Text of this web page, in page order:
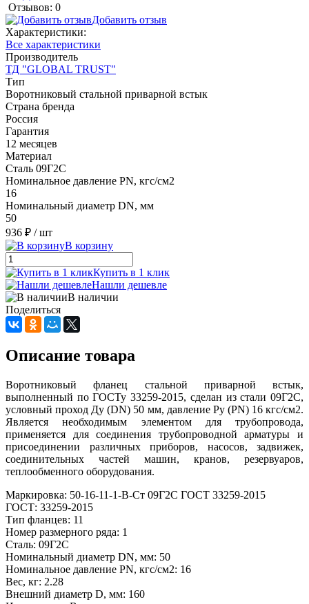
Отзывов: 0
Добавить отзыв
Характеристики:
Все характеристики
Производитель
ТД "GLOBAL TRUST"
Тип
Воротниковый стальной приварной встык
Страна бренда
Россия
Гарантия
12 месяцев
Материал
Сталь 09Г2С
Номинальное давление PN, кгс/см2
16
Номинальный диаметр DN, мм
50
936 ₽ / шт
В корзину
Купить в 1 клик
Нашли дешевле
В наличии
Поделиться
Описание товара
Воротниковый фланец стальной приварной встык,
выполненный по ГОСТу 33259-2015, сделан из стали 09Г2С,
условный проход Ду (DN) 50 мм, давление Ру (PN) 16 кгс/см2.
Является необходимым элементом для трубопровода,
применяется для соединения трубопроводной арматуры и
присоединении различных приборов, насосов, задвижек,
соединительных частей машин, кранов, резервуаров,
теплообменного оборудования.
Маркировка: 50-16-11-1-В-Ст 09Г2С ГОСТ 33259-2015
ГОСТ: 33259-2015
Тип фланцев: 11
Номер размерного ряда: 1
Сталь: 09Г2С
Номинальный диаметр DN, мм: 50
Номинальное давление PN, кгс/см2: 16
Вес, кг: 2.28
Внешний диаметр D, мм: 160